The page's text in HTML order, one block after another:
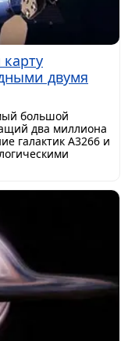
карту
двумя
большой
два миллиона
галактик A3266 и